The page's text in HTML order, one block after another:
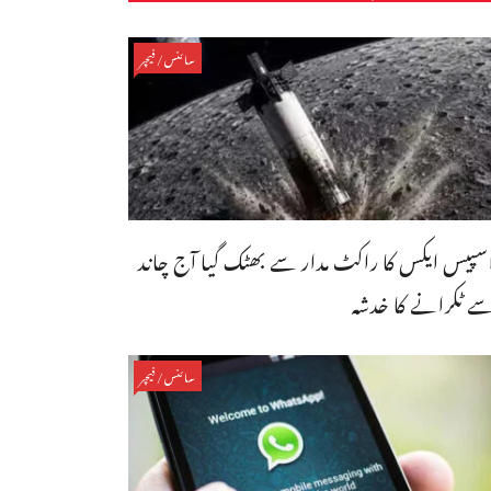
سائنس/فیچر
ایکس کا راکٹ مدار سے بھٹک گیا آج چاند
ٹکرانے کا خدشہ
سائنس/فیچر